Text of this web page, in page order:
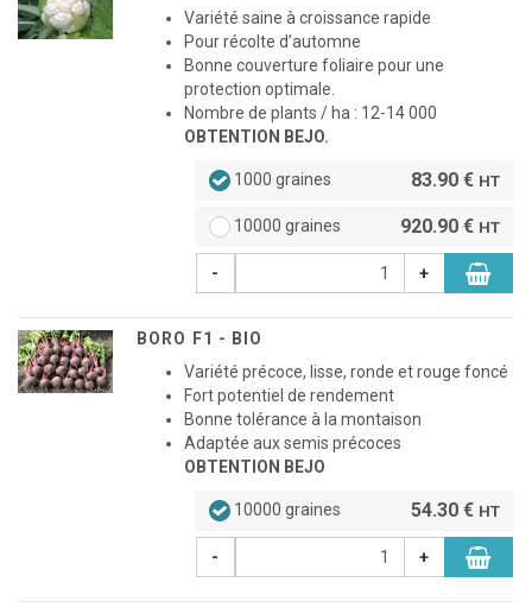
Variété saine à croissance rapide
Pour récolte d’automne
Bonne couverture foliaire pour une
protection optimale.
Nombre de plants / ha : 12-14 000
OBTENTION BEJO.
1000 graines 83.90 € HT
10000 graines 920.90 € HT
- +
BORO F1 - BIO
Variété précoce, lisse, ronde et rouge foncé
Fort potentiel de rendement
Bonne tolérance à la montaison
Adaptée aux semis précoces
OBTENTION BEJO
10000 graines 54.30 € HT
- +